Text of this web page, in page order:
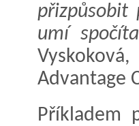
přizpůsobit
umí
Advantage
Příkladem